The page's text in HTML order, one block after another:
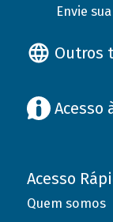
Envie
Outros
Acesso
Acesso
Quem somos